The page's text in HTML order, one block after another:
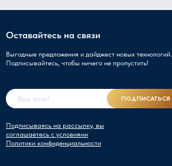
Оставайтесь на связи
Выгодные предложения и дайджест новых технологий.
Подписывайтесь, чтобы ничего не пропустить!
Подписываясь на рассылку, вы
соглашаетесь с условиями
Политики конфиденциальности
ПОДПИСАТЬСЯ